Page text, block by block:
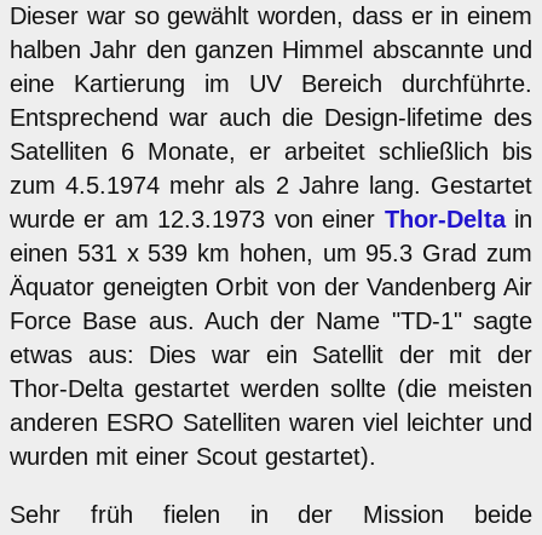
Dieser war so gewählt worden, dass er in einem
halben Jahr den ganzen Himmel abscannte und
eine Kartierung im UV Bereich durchführte.
Entsprechend war auch die Design-lifetime des
Satelliten 6 Monate, er arbeitet schließlich bis
zum 4.5.1974 mehr als 2 Jahre lang. Gestartet
wurde er am 12.3.1973 von einer Thor-Deltain
einen 531 x 539 km hohen, um 95.3 Grad zum
Äquator geneigten Orbit von der Vandenberg Air
Force Base aus. Auch der Name "TD-1" sagte
etwas aus: Dies war ein Satellit der mit der
Thor-Delta gestartet werden sollte (die meisten
anderen ESRO Satelliten waren viel leichter und
wurden mit einer Scout gestartet).
Sehr früh fielen in der Mission beide